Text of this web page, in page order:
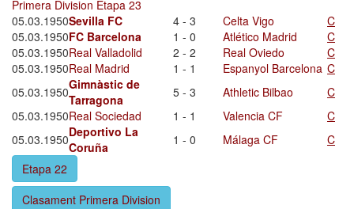
Primera Division Etapa 23
05.03.1950Sevilla FC 4 - 3 Celta Vigo
C
05.03.1950FC Barcelona 1 - 0 Atlético Madrid
C
05.03.1950Real Valladolid 2 - 2 Real Oviedo
C
05.03.1950Real Madrid 1 - 1 Espanyol Barcelona C
05.03.1950Gimnàstic de
Tarragona
5 - 3 Athletic Bilbao
C
05.03.1950Real Sociedad 1 - 1 Valencia CF
C
05.03.1950Deportivo La
Coruña
1 - 0 Málaga CF
C
Etapa 22
Clasament Primera Division